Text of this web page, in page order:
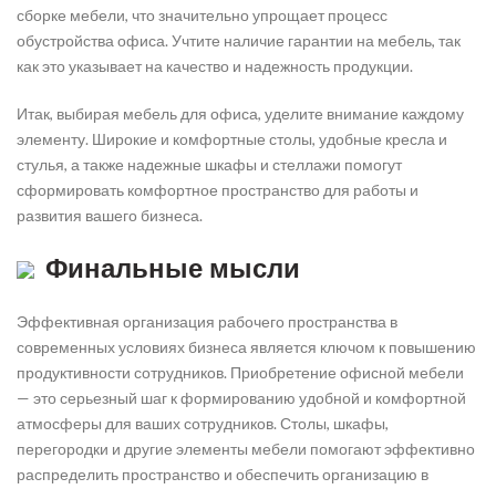
сборке мебели, что значительно упрощает процесс
обустройства офиса. Учтите наличие гарантии на мебель, так
как это указывает на качество и надежность продукции.
Итак, выбирая мебель для офиса, уделите внимание каждому
элементу. Широкие и комфортные столы, удобные кресла и
стулья, а также надежные шкафы и стеллажи помогут
сформировать комфортное пространство для работы и
развития вашего бизнеса.
Финальные мысли
Эффективная организация рабочего пространства в
современных условиях бизнеса является ключом к повышению
продуктивности сотрудников. Приобретение офисной мебели
— это серьезный шаг к формированию удобной и комфортной
атмосферы для ваших сотрудников. Столы, шкафы,
перегородки и другие элементы мебели помогают эффективно
распределить пространство и обеспечить организацию в